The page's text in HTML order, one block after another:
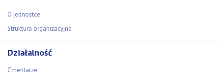
O jednostce
Struktura organizacyjna
Działalność
Cmentarze